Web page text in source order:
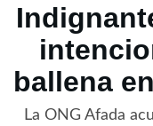
ballena
La ONG Afada